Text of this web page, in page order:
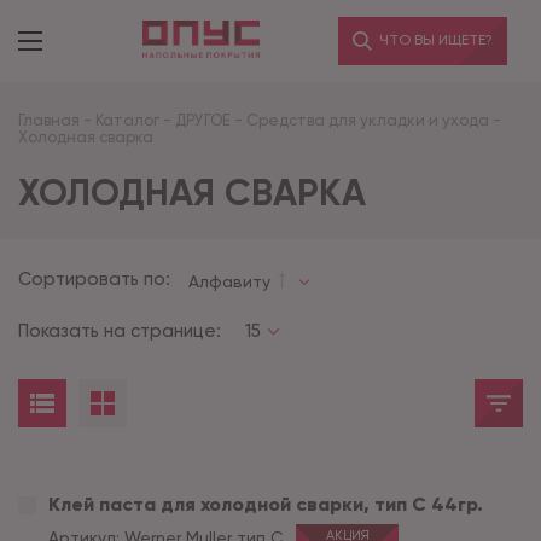
ЧТО ВЫ ИЩЕТЕ?
Главная - Каталог - ДРУГОЕ - Средства для укладки и ухода -
Холодная сварка
ХОЛОДНАЯ СВАРКА
Сортировать по: Алфавиту
Показать на странице: 15
Клей паста для холодной сварки, тип С 44гр.
АКЦИЯ